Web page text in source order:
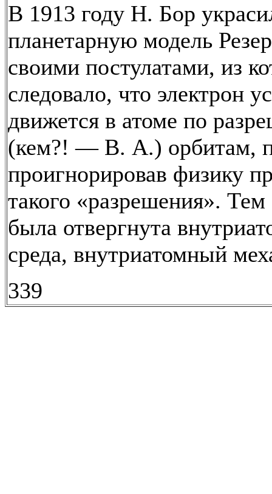
В 1913 году Н. Бор
планетарную модель
своими постулатами, из
следовало, что электрон
движется в атоме по
(кем?! — В. А.) орбитам,
проигнорировав физику
такого «разрешения».
была отвергнута
среда, внутриатомный
339